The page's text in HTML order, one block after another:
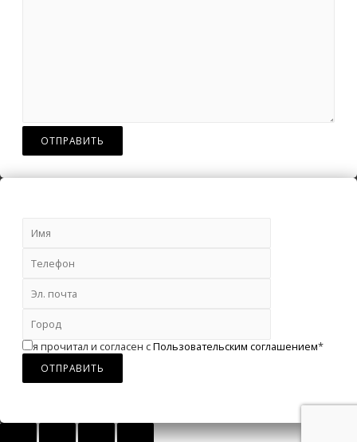
я прочитал и согласен сПользовательским соглашением*